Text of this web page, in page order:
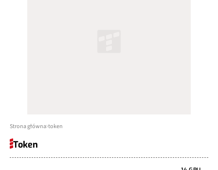
Strona główna token
Token